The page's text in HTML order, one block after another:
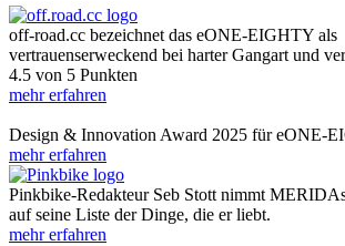
off-road.cc bezeichnet das eONE-EIGHTY als
vertrauenserweckend bei harter Gangart und
4.5 von 5 Punkten
mehr erfahren
Design & Innovation Award 2025 für eONE-
mehr erfahren
Pinkbike-Redakteur Seb Stott nimmt
auf seine Liste der Dinge, die er liebt.
mehr erfahren